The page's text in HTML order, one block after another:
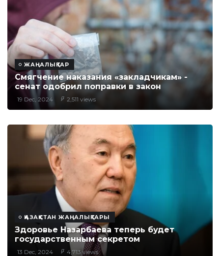
ЖАҢАЛЫҚТАР
Смягчение наказания «закладчикам» -
сенат одобрил поправки в закон
19 Dec, 2024 2,511 views
ҚАЗАҚСТАН ЖАҢАЛЫҚТАРЫ
Здоровье Назарбаева теперь будет
государственным секретом
13 Dec, 2024 4,713 views